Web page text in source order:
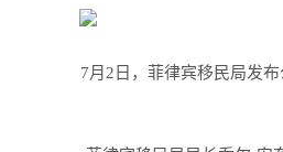
7月2日，菲律宾移民局发